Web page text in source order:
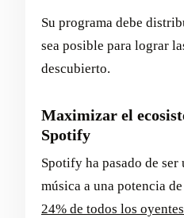
Su programa debe
sea posible para lograr
descubierto.
Maximizar el
Spotify
Spotify ha pasado de
música a una potencia
24% de todos los